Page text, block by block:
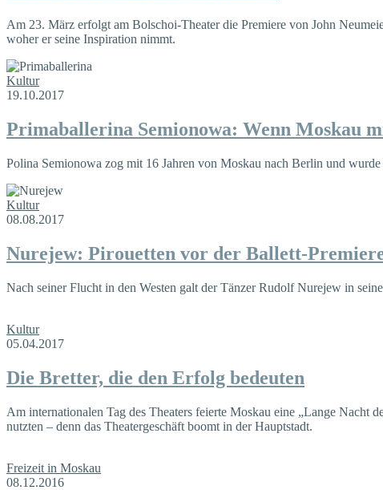
Am 23. März erfolgt am Bolschoi-Theater die Premiere von John
woher er seine Inspiration nimmt.
Kultur
19.10.2017
Primaballerina Semionowa: Wenn Moskau
Polina Semionowa zog mit 16 Jahren von Moskau nach Berlin und
Kultur
08.08.2017
Nurejew: Pirouetten vor der Ballett-
Nach seiner Flucht in den Westen galt der Tänzer Rudolf Nurejew in
Kultur
05.04.2017
Die Bretter, die den Erfolg bedeuten
Am internationalen Tag des Theaters feierte Moskau eine „Lange Nacht
nutzten – denn das Theatergeschäft boomt in der Hauptstadt.
Freizeit in Moskau
08.12.2016